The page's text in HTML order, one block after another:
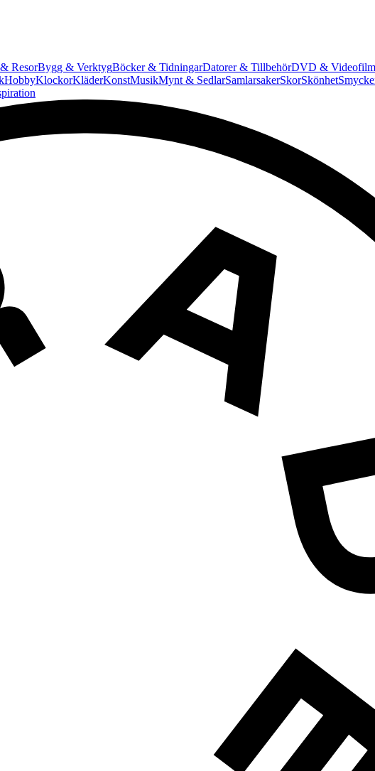
ResorBygg & VerktygBöcker & TidningarDatorer & TillbehörDVD &
HobbyKlockorKläderKonstMusikMynt & SedlarSamlarsakerSkorSkönhet